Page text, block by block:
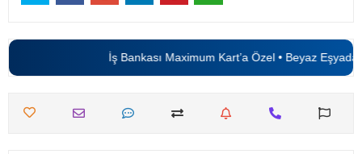
İş Bankası Maximum Kart’a Özel • Beyaz Eşyada6